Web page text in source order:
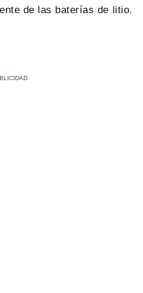
de las baterías de litio.